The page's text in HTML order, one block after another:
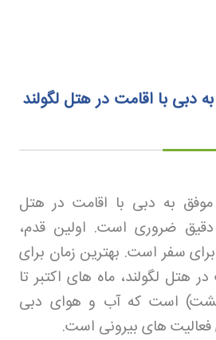
دبی با اقامت در هتل لگولند
به دبی با اقامت در هتل
دقیق ضروری است. اولین قدم،
سفر است. بهترین زمان برای
هتل لگولند، ماه های اکتبر تا
است که آب و هوای دبی
های بیرونی است.